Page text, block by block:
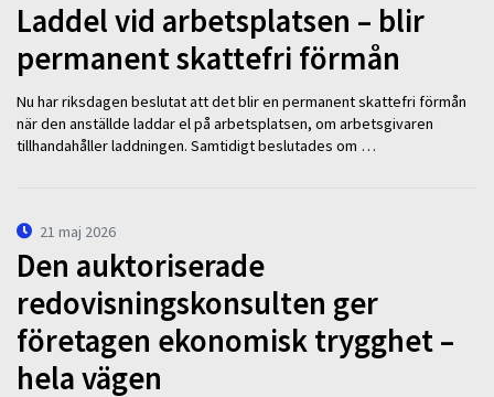
Laddel vid arbetsplatsen – blir
permanent skattefri förmån
Nu har riksdagen beslutat att det blir en permanent skattefri förmån
när den anställde laddar el på arbetsplatsen, om arbetsgivaren
tillhandahåller laddningen. Samtidigt beslutades om …
21 maj 2026
Den auktoriserade
redovisningskonsulten ger
företagen ekonomisk trygghet –
hela vägen